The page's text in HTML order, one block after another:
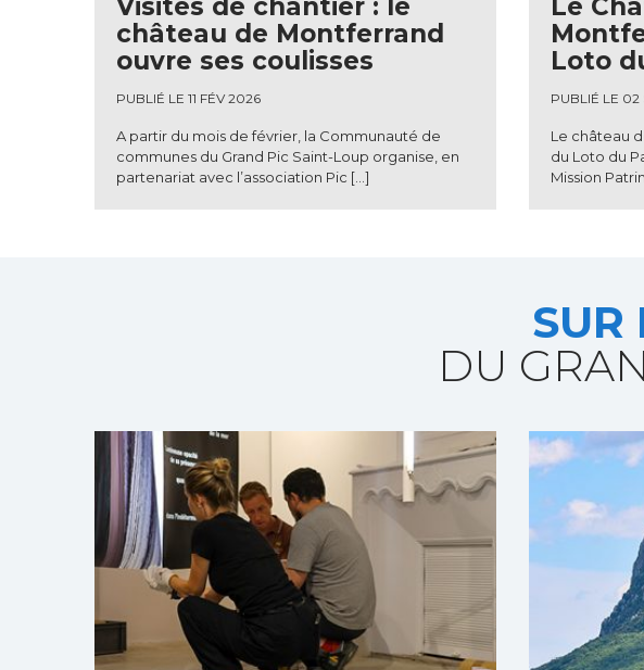
Visites de chantier : le
château de Montferrand
ouvre ses coulisses
PUBLIÉ LE 11 FÉV 2026
A partir du mois de février, la Communauté de
communes du Grand Pic Saint-Loup organise, en
partenariat avec l’association Pic […]
Le
Loto
PUBLIÉ LE 02
Le château
du Loto du
Mission
SUR
DU